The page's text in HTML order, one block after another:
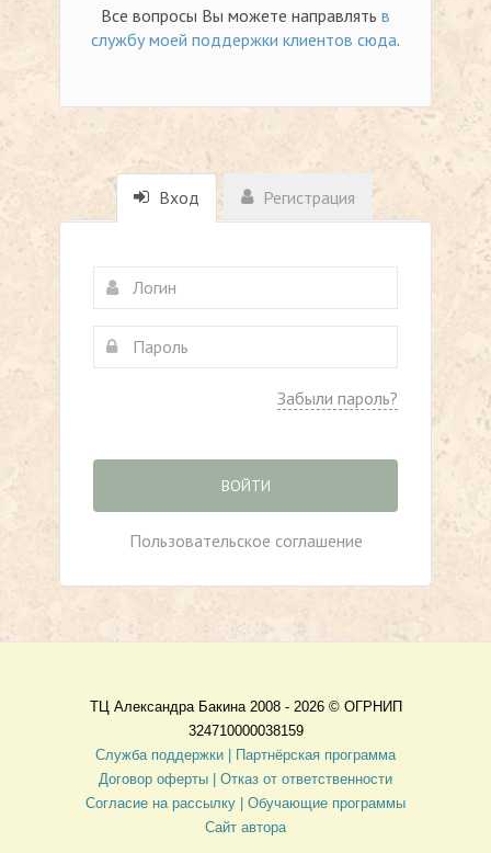
Все вопросы Вы можете направлять в
службу моей поддержки клиентов сюда.
Вход Регистрация
Забыли пароль?
ВОЙТИ
Пользовательское соглашение
ТЦ Александра Бакина 2008 - 2026 © ОГРНИП
324710000038159
Служба поддержки |
Партнёрская программа
Договор оферты
| Отказ от ответственности
Согласие на рассылку | Обучающие программы
Сайт автора